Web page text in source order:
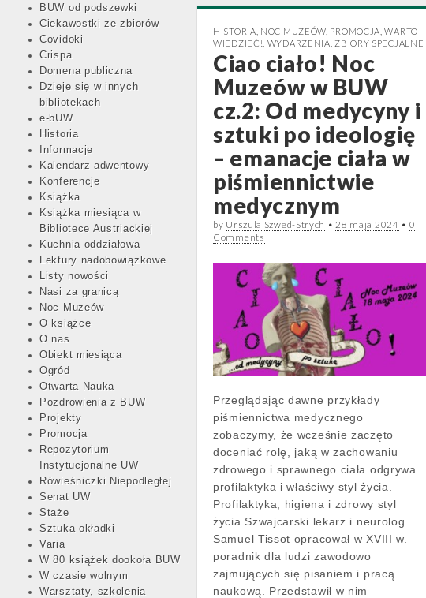
BUW od podszewki
Ciekawostki ze zbiorów
Covidoki
Crispa
Domena publiczna
Dzieje się w innych
bibliotekach
e-bUW
Historia
Informacje
Kalendarz adwentowy
Konferencje
Książka
Książka miesiąca w
Bibliotece Austriackiej
Kuchnia oddziałowa
Lektury nadobowiązkowe
Listy nowości
Nasi za granicą
Noc Muzeów
O książce
O nas
Obiekt miesiąca
Ogród
Otwarta Nauka
Pozdrowienia z BUW
Projekty
Promocja
Repozytorium
Instytucjonalne UW
Rówieśniczki Niepodległej
Senat UW
Staże
Sztuka okładki
Varia
W 80 książek dookoła BUW
W czasie wolnym
Warsztaty, szkolenia
HISTORIA NOC MUZEÓW PROMOCJA ,WARTO
WIEDZIEĆ! WYDARZENIA ZBIORY SPECJALNE
Ciao ciało! Noc
Muzeów w BUW
cz.2: Od medycyny i
sztuki po ideologię
– emanacje ciała w
piśmiennictwie
medycznym
by Urszula Szwed-Strych •28 maja 2024 • 0
Comments
Przeglądając dawne przykłady
piśmiennictwa medycznego
zobaczymy, że wcześnie zaczęto
doceniać rolę, jaką w zachowaniu
zdrowego i sprawnego ciała odgrywa
profilaktyka i właściwy styl życia.
Profilaktyka, higiena i zdrowy styl
życia Szwajcarski lekarz i neurolog
Samuel Tissot opracował w XVIII w.
poradnik dla ludzi zawodowo
zajmujących się pisaniem i pracą
naukową. Przedstawił w nim